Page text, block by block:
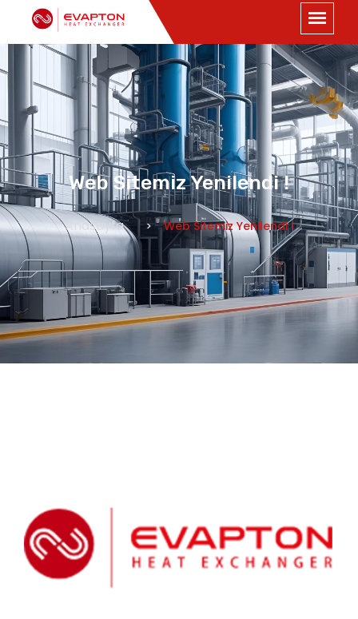
Web Sitemiz Yenilendi !
Anasayfa Web Sitemiz Yenilendi !